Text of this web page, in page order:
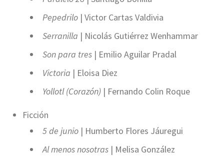
Pepedrilo | Victor Cartas Valdivia
Serranilla | Nicolás Gutiérrez Wenhammar
Son para tres | Emilio Aguilar Pradal
Victoria | Eloisa Diez
Yollotl (Corazón) | Fernando Colin Roque
Ficción
5 de junio | Humberto Flores Jáuregui
Al menos nosotras | Melisa González